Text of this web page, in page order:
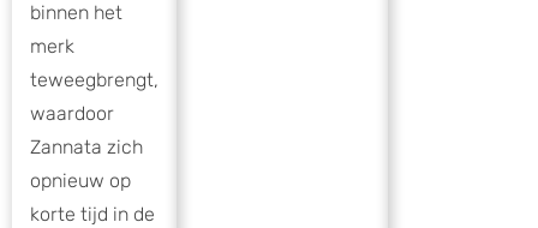
binnen het
merk
teweegbrengt,
waardoor
Zannata zich
opnieuw op
korte tijd in de